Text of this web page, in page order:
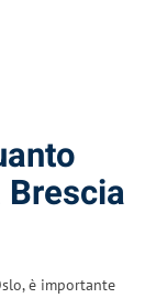
è importante